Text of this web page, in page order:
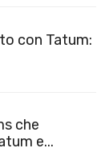
con Tatum:
che
e...